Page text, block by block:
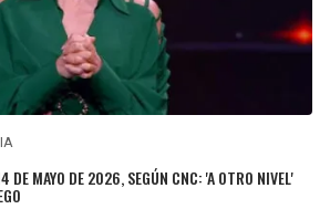
DE MAYO DE 2026, SEGÚN CNC: 'A OTRO NIVEL'